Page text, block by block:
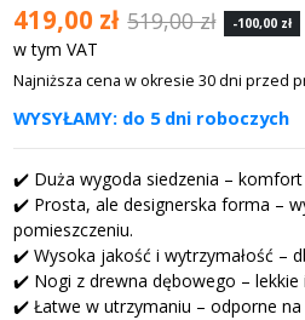
419,00 zł 519,00 zł -100,00 zł
w tym VAT
Najniższa cena w okresie 30 dni przed
WYSYŁAMY: do 5 dni roboczych
✔️ Duża wygoda siedzenia – komfort
✔️ Prosta, ale designerska forma –
pomieszczeniu.
✔️ Wysoka jakość i wytrzymałość –
✔️ Nogi z drewna dębowego – lekkie
✔️ Łatwe w utrzymaniu – odporne na